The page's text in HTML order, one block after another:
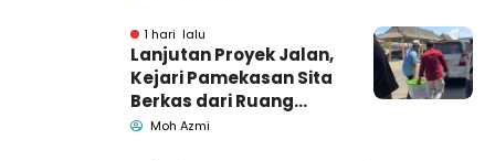
1 hari lalu
Lanjutan Proyek Jalan,
Kejari Pamekasan Sita
Berkas dari Ruang
Pemkab Pamekasan
Moh Azmi